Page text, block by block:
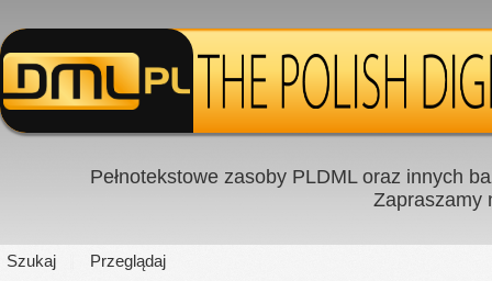
Pełnotekstowe zasoby PLDML oraz innych
Zapraszamy
Szukaj Przeglądaj